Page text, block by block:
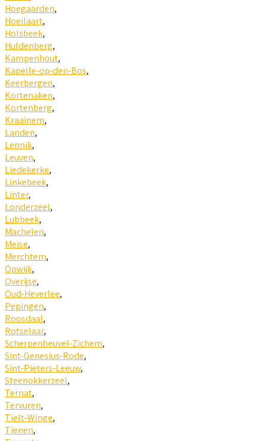
Hoegaarden,
Hoeilaart,
Holsbeek,
Huldenberg,
Kampenhout,
Kapelle-op-den-Bos,
Keerbergen,
Kortenaken,
Kortenberg,
Kraainem,
Landen,
Lennik,
Leuven,
Liedekerke,
Linkebeek,
Linter,
Londerzeel,
Lubbeek,
Machelen,
Meise,
Merchtem,
Opwijk,
Overijse,
Oud-Heverlee,
Pepingen,
Roosdaal,
Rotselaar,
Scherpenheuvel-Zichem,
Sint-Genesius-Rode,
Sint-Pieters-Leeuw,
Steenokkerzeel,
Ternat,
Tervuren,
Tielt-Winge,
Tienen,